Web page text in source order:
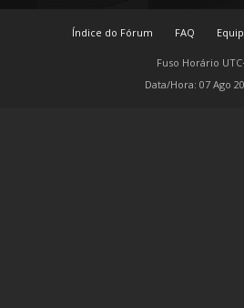
Índice do Fórum FAQ
Fuso Horário
Data/Hora: 07 Ago